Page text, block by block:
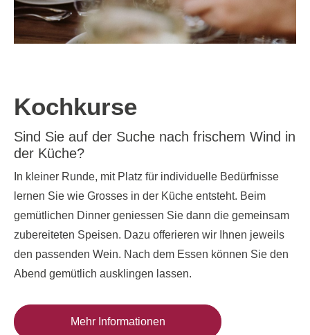
Kochkurse
Sind Sie auf der Suche nach frischem Wind in
der Küche?
In kleiner Runde, mit Platz für individuelle Bedürfnisse
lernen Sie wie Grosses in der Küche entsteht. Beim
gemütlichen Dinner geniessen Sie dann die gemeinsam
zubereiteten Speisen. Dazu offerieren wir Ihnen jeweils
den passenden Wein. Nach dem Essen können Sie den
Abend gemütlich ausklingen lassen.
Mehr Informationen